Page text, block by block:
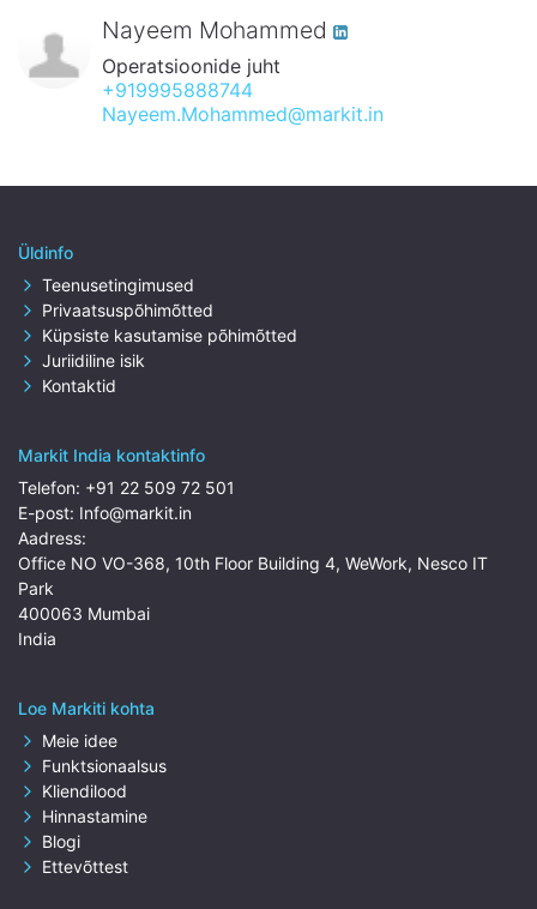
Nayeem Mohammed
Operatsioonide juht
+919995888744
Nayeem.Mohammed@markit.in
Üldinfo
Teenusetingimused
Privaatsuspõhimõtted
Küpsiste kasutamise põhimõtted
Juriidiline isik
Kontaktid
Markit India kontaktinfo
Telefon: +91 22 509 72 501
E-post: Info@markit.in
Aadress:
Office NO VO-368, 10th Floor Building 4, WeWork, Nesco IT
Park
400063 Mumbai
India
Loe Markiti kohta
Meie idee
Funktsionaalsus
Kliendilood
Hinnastamine
Blogi
Ettevõttest